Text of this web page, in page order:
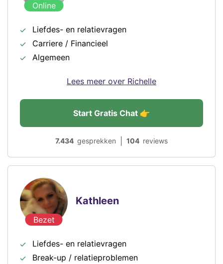
Online
Liefdes- en relatievragen
Carriere / Financieel
Algemeen
104 reviews
7.434 gesprekken
Start Gratis Chat 👉
Lees meer over Richelle
Bezet
Kathleen
Liefdes- en relatievragen
Break-up / relatieproblemen